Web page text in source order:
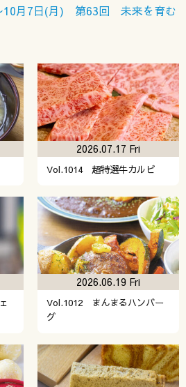
10月7日(月) 第63回 未来を育む
Vol.1014 超特選牛カルビ
2026.07.17 Fri
Vol.1012 まんまるハンバー
グ
2026.06.19 Fri